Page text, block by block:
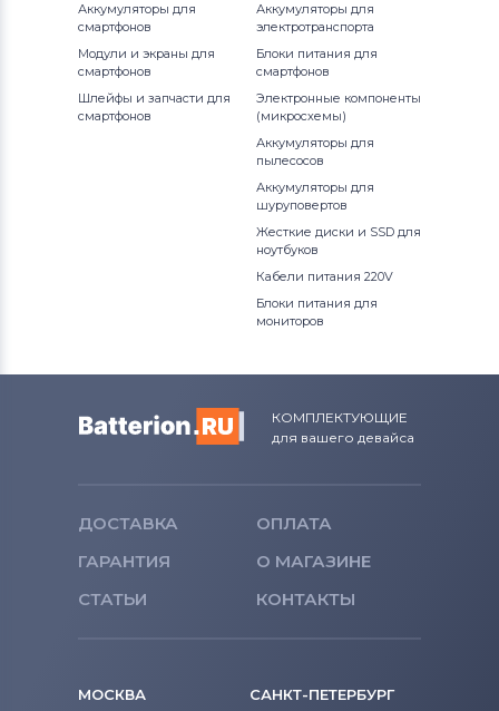
Вентиляторы (кулеры)IBM
Вентиляторы (кулеры)Viewsonic
Все бренды
Вентиляторы (кулеры)Apple
Вентиляторы (кулеры)LG
Вентиляторы (кулеры)Samsung
Вентиляторы (кулеры)
Вентиляторы (кулеры)Fujitsu-
Вентиляторы (кулеры)Haier
Вентиляторы (кулеры) KFTYR
Аккумуляторы для
смартфонов
Модули и экраны для
смартфонов
Шлейфы и запчасти для
смартфонов
Аккумуляторы для
электротранспорта
Блоки питания для
смартфонов
Электронные компоненты
(микросхемы)
Аккумуляторы для
пылесосов
Аккумуляторы для
шуруповертов
Жесткие диски и SSD для
ноутбуков
Кабели питания 220V
Блоки питания для
мониторов
КОМПЛЕКТУЮЩИЕ
для вашего девайса
ДОСТАВКА
ОПЛАТА
ГАРАНТИЯ
О МАГАЗИНЕ
СТАТЬИ
КОНТАКТЫ
МОСКВА САНКТ-ПЕТЕРБУРГ